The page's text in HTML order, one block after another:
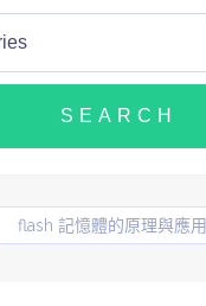
flash 記憶體的原理與應用